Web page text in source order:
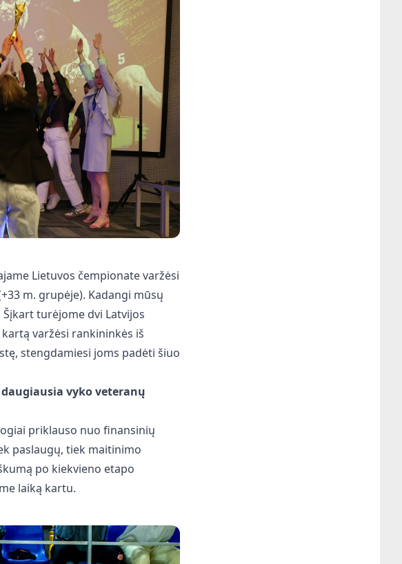
Lietuvos čempionate varžėsi
m. grupėje). Kadangi mūsų
turėjome dvi Latvijos
varžėsi rankininkės iš
stengdamiesi joms padėti šiuo
vyko veteranų
priklauso nuo finansinių
paslaugų, tiek maitinimo
po kiekvieno etapo
laiką kartu.